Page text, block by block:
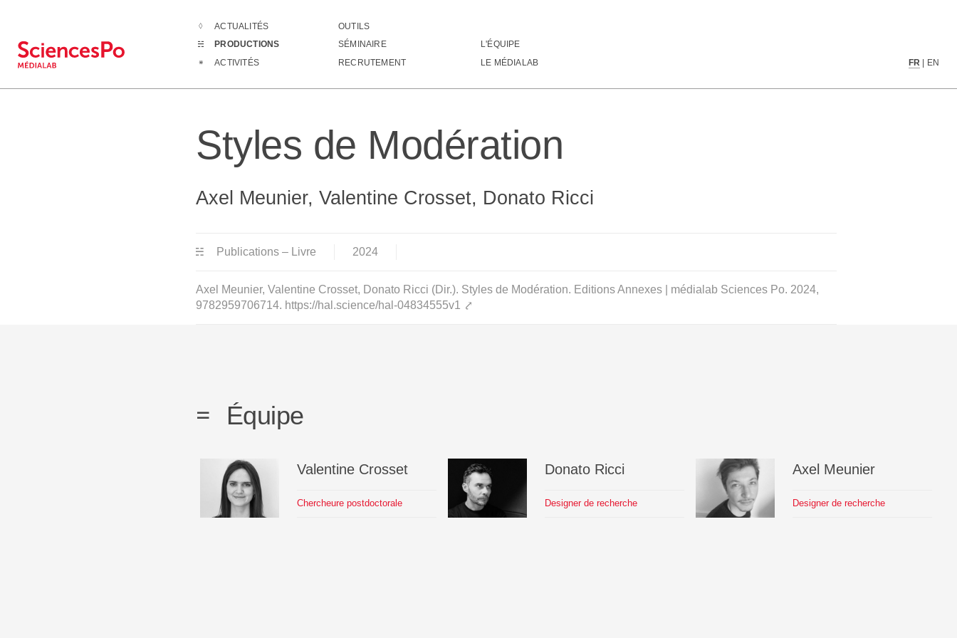
ACTUALITÉS
PRODUCTIONS
ACTIVITÉS
OUTILS
SÉMINAIRE
RECRUTEMENT
L'ÉQUIPE
LE MÉDIALAB
FR| EN
Productions Styles de Modération
Styles de Modération
Axel Meunier, Valentine Crosset, Donato Ricci
Publications – Livre 2024
Axel Meunier, Valentine Crosset, Donato Ricci (Dir.). Styles de Modération. Editions Annexes | médialab Sciences Po. 2024,
9782959706714. https://hal.science/hal-04834555v1
⤤
Équipe
Valentine Crosset
Chercheure postdoctorale
Donato Ricci
Designer de recherche
Axel Meunier
Designer de recherche